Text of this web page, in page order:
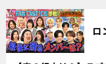
ロ